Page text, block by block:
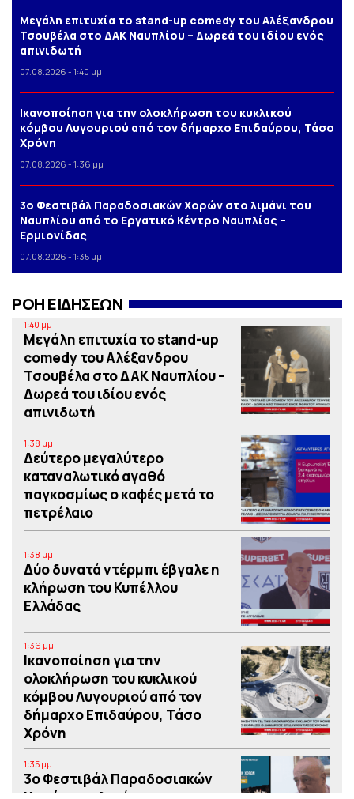
Μεγάλη επιτυχία το stand-up comedy του Αλέξανδρου
Τσουβέλα στο ΔΑΚ Ναυπλίου – Δωρεά του ιδίου ενός
απινιδωτή
07.08.2026 - 1:40 μμ
Iκανοποίηση για την ολοκλήρωση του κυκλικού
κόμβου Λυγουριού από τον δήμαρχο Επιδαύρου, Τάσο
Χρόνη
07.08.2026 - 1:36 μμ
3o Φεστιβάλ Παραδοσιακών Χορών στο λιμάνι του
Ναυπλίου από το Εργατικό Κέντρο Ναυπλίας –
Ερμιονίδας
07.08.2026 - 1:35 μμ
ΡΟΗ ΕΙΔΗΣΕΩΝ
1:40 μμ
Μεγάλη επιτυχία το stand-up
comedy του Αλέξανδρου
Τσουβέλα στο ΔΑΚ Ναυπλίου –
Δωρεά του ιδίου ενός
απινιδωτή
1:38 μμ
Δεύτερο μεγαλύτερο
καταναλωτικό αγαθό
παγκοσμίως ο καφές μετά το
πετρέλαιο
1:38 μμ
Δύο δυνατά ντέρμπι έβγαλε η
κλήρωση του Κυπέλλου
Ελλάδας
1:36 μμ
Iκανοποίηση για την
ολοκλήρωση του κυκλικού
κόμβου Λυγουριού από τον
δήμαρχο Επιδαύρου, Τάσο
Χρόνη
1:35 μμ
3o Φεστιβάλ Παραδοσιακών